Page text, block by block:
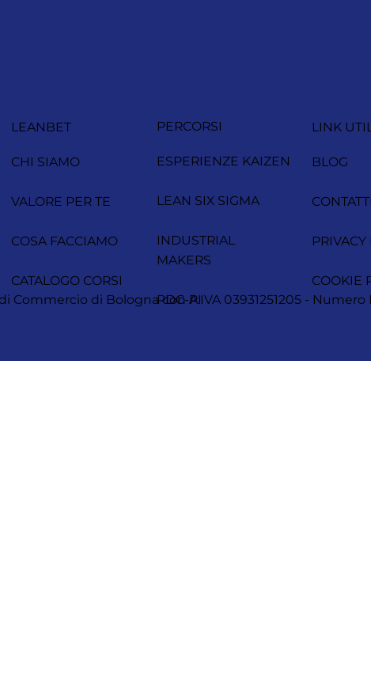
LEANBET
CHI SIAMO
VALORE PER TE
COSA FACCIAMO
CATALOGO CORSI
PERCORSI
ESPERIENZE KAIZEN
LEAN SIX SIGMA
INDUSTRIAL
MAKERS
PDC-AI
LINK
BLOG
CONTATTI
PRIVACY
COOKIE
di Bologna con P.IVA 03931251205 - Numero